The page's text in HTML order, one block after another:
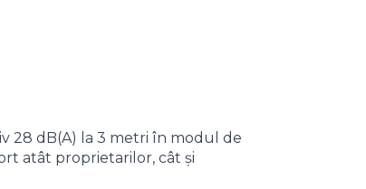
28 dB(A) la 3 metri în modul de
atât proprietarilor, cât și